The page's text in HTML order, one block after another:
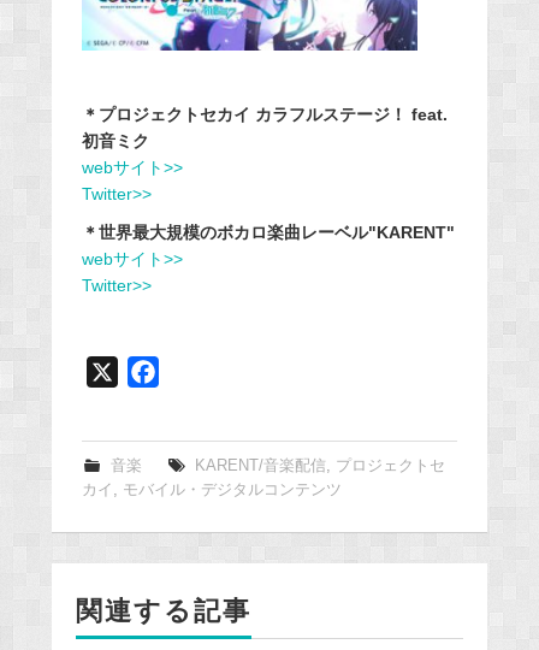
＊プロジェクトセカイ カラフルステージ！ feat.
初音ミク
webサイト>>
Twitter>>
＊世界最大規模のボカロ楽曲レーベル"KARENT"
webサイト>>
Twitter>>
e
b
o
o
音楽 KARENT/音楽配信, プロジェクトセ
カイ , モバイル・デジタルコンテンツ
関連する記事